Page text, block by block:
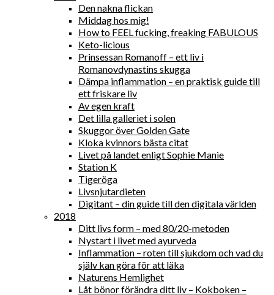
Den nakna flickan
Middag hos mig!
How to FEEL fucking, freaking FABULOUS
Keto-licious
Prinsessan Romanoff – ett liv i
Romanovdynastins skugga
Dämpa inflammation – en praktisk guide till
ett friskare liv
Av egen kraft
Det lilla galleriet i solen
Skuggor över Golden Gate
Kloka kvinnors bästa citat
Livet på landet enligt Sophie Manie
Station K
Tigeröga
Livsnjutardieten
Digitant – din guide till den digitala världen
2018
Ditt livs form – med 80/20-metoden
Nystart i livet med ayurveda
Inflammation – roten till sjukdom och vad du
själv kan göra för att läka
Naturens Hemlighet
Låt bönor förändra ditt liv – Kokboken –